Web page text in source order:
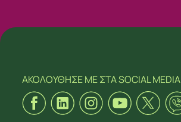
ΑΚΟΛΟΥΘΗΣΕ ΜΕΣΤΑ SOCIAL MEDIA